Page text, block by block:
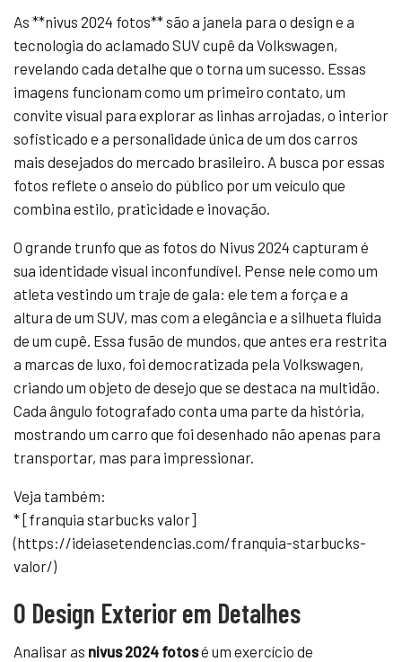
As **nivus 2024 fotos** são a janela para o design e a
tecnologia do aclamado SUV cupê da Volkswagen,
revelando cada detalhe que o torna um sucesso. Essas
imagens funcionam como um primeiro contato, um
convite visual para explorar as linhas arrojadas, o interior
sofisticado e a personalidade única de um dos carros
mais desejados do mercado brasileiro. A busca por essas
fotos reflete o anseio do público por um veículo que
combina estilo, praticidade e inovação.
O grande trunfo que as fotos do Nivus 2024 capturam é
sua identidade visual inconfundível. Pense nele como um
atleta vestindo um traje de gala: ele tem a força e a
altura de um SUV, mas com a elegância e a silhueta fluida
de um cupê. Essa fusão de mundos, que antes era restrita
a marcas de luxo, foi democratizada pela Volkswagen,
criando um objeto de desejo que se destaca na multidão.
Cada ângulo fotografado conta uma parte da história,
mostrando um carro que foi desenhado não apenas para
transportar, mas para impressionar.
Veja também:
* [franquia starbucks valor]
(https://ideiasetendencias.com/franquia-starbucks-
valor/)
O Design Exterior em Detalhes
Analisar as nivus 2024 fotosé um exercício de